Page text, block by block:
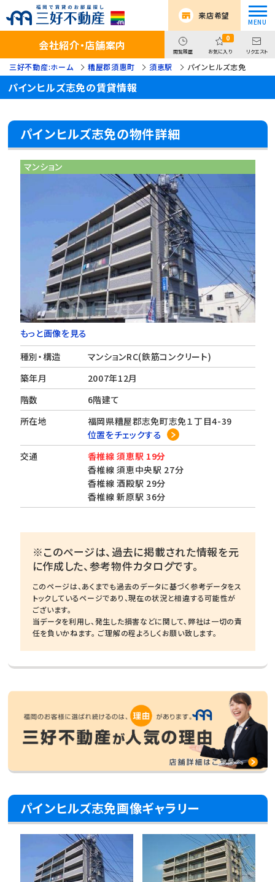
来店希望
会社紹介・店舗案内 閲覧履歴
0
お気に入り リクエスト
三好不動産:ホーム 糟屋郡須惠町 須恵駅 パインヒルズ志免
パインヒルズ志免の賃貸情報
パインヒルズ志免の物件詳細
マンション
もっと画像を見る
種別・構造
マンションRC(鉄筋コンクリート)
築年月
2007年12月
階数
6階建て
所在地
福岡県糟屋郡志免町志免１丁目4-39
位置をチェックする
交通
香椎線 須恵駅 19分
香椎線 須恵中央駅 27分
香椎線 酒殿駅 29分
香椎線 新原駅 36分
※このページは、過去に掲載された情報を元
に作成した、参考物件カタログです。
このページは、あくまでも過去のデータに基づく参考データをス
トックしているページであり、現在の状況と相違する可能性が
ございます。
当データを利用し、発生した損害などに関して、弊社は一切の責
任を負いかねます。 ご理解の程よろしくお願い致します。
パインヒルズ志免画像ギャラリー